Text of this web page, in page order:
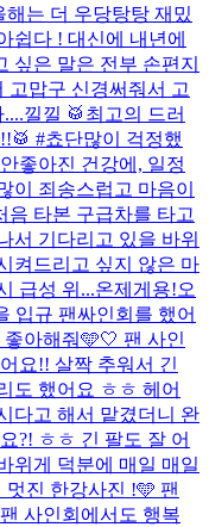
는 더 우당탕탕 재밌
쉽다 ! 대신에 내년에
싶은 말은 전부 손편지
고맙구 신경써줘서 고
낄낄 🥁최고의 드러
#쵸단많이 걱정했
좋아진 건강에, 일정
이 죄송스럽고 마음이
음 타본 구급차를 타고
서 기다리고 있을 바위
켜드리고 싶지 않은 마
급성 위...온제게용!오
입규 팬싸인회를 했어
좋아해줘🩵🤍 팬 사인
요!! 살짝 추워서 긴
도 했어요 ㅎㅎ 헤어
다고 해서 맡겼더니 완
?! ㅎㅎ 긴 팔도 잘 어
위게 덕분에 매일 매일
멋진 한강사진 !🩵 팬
사인회에서도 행복